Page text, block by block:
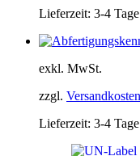
Lieferzeit: 3-4 Tage
exkl. MwSt.
zzgl. Versandkosten
Lieferzeit: 3-4 Tage